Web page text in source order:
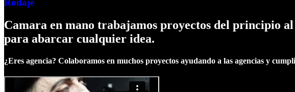
Rodaje
Camara en mano trabajamos proyectos del principio
para abarcar cualquier idea.
¿Eres agencia? Colaboramos en muchos proyectos ayudando a las agencias y